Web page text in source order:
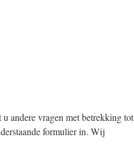
andere vragen met betrekking tot
formulier in. Wij